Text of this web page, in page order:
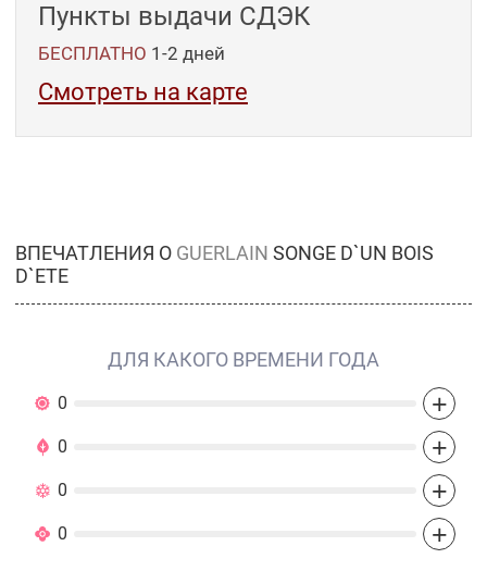
Пункты выдачи СДЭК
БЕСПЛАТНО 1-2 дней
Смотреть на карте
ВПЕЧАТЛЕНИЯ О GUERLAIN SONGE D`UN BOIS
D`ETE
ДЛЯ КАКОГО ВРЕМЕНИ ГОДА
0 +
0 +
0 +
0 +